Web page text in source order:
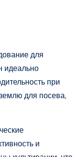
для
идеально
при
для посева,
и